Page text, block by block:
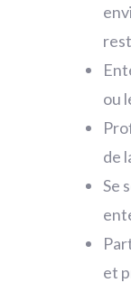
ou
de
Se
et